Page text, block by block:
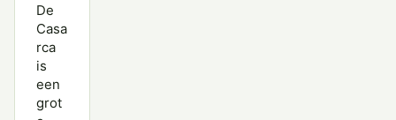
De
Casa
rca
is
een
grot